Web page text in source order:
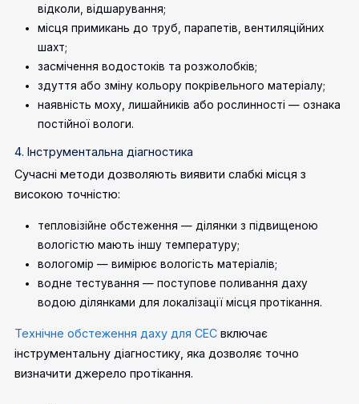
відколи, відшарування;
місця примикань до труб, парапетів, вентиляційних
шахт;
засмічення водостоків та розжолобків;
здуття або зміну кольору покрівельного матеріалу;
наявність моху, лишайників або рослинності — ознака
постійної вологи.
4. Інструментальна діагностика
Сучасні методи дозволяють виявити слабкі місця з
високою точністю:
тепловізійне обстеження — ділянки з підвищеною
вологістю мають іншу температуру;
вологомір — вимірює вологість матеріалів;
водне тестування — поступове поливання даху
водою ділянками для локалізації місця протікання.
Технічне обстеження даху для СЕС включає
інструментальну діагностику, яка дозволяє точно
визначити джерело протікання.